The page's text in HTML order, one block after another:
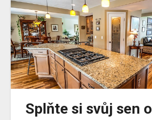
Splňte si svůj sen o